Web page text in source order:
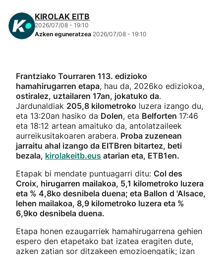
KIROLAK EITB
2026/07/08 - 19:10
Azken eguneratzea 2026/07/08 - 19:10
Frantziako Tourraren 113. edizioko
hamahirugarren etapa, hau da, 2026ko ediziokoa,
ostiralez, uztailaren 17an, jokatuko da.
Jardunaldiak 205,8 kilometroko luzera izango du,
eta 13:20an hasiko da Dolen, eta Belforten 17:46
eta 18:12 artean amaituko da, antolatzaileek
aurreikusitakoaren arabera. Proba zuzenean
jarraitu ahal izango da EITBren bitartez, beti
bezala, kirolakeitb.eus atarian eta, ETB1en.
Etapak bi mendate puntuagarri ditu: Col des
Croix, hirugarren mailakoa, 5,1 kilometroko luzera
eta % 4,8ko desnibela duena; eta Ballon d 'Alsace,
lehen mailakoa, 8,9 kilometroko luzera eta %
6,9ko desnibela duena.
Etapa honen ezaugarriek hamahirugarrena gehien
espero den etapetako bat izatea eragiten dute,
azken zatian sor ditzakeen emozioengatik; izan